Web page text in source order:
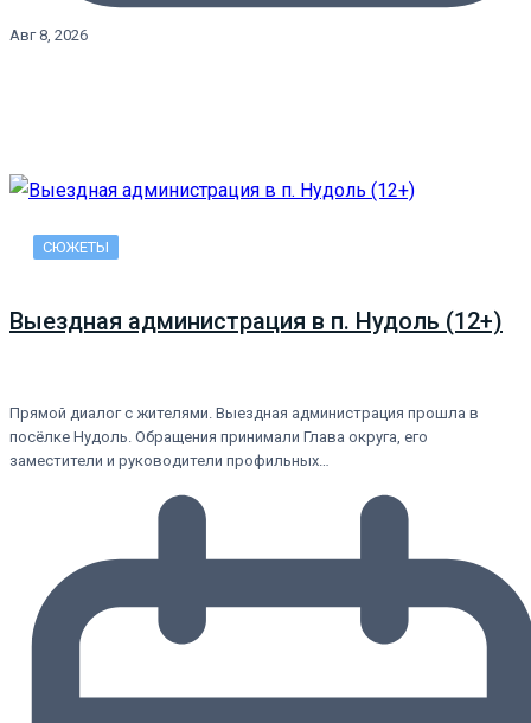
Авг 8, 2026
СЮЖЕТЫ
Выездная администрация в п. Нудоль (12+)
Прямой диалог с жителями. Выездная администрация прошла в
посёлке Нудоль. Обращения принимали Глава округа, его
заместители и руководители профильных…